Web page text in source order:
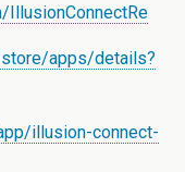
apps/details?
illusion-connect-